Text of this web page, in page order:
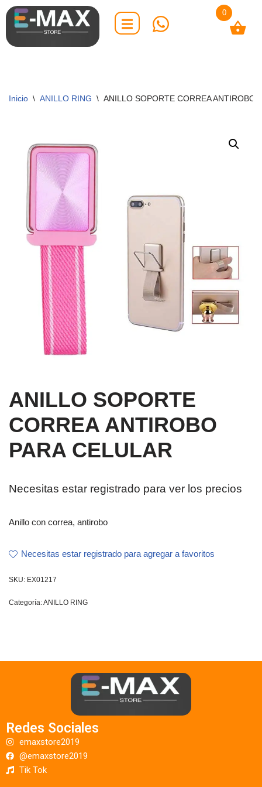
Saltar
al
Inicio \ ANILLO RING \ ANILLO SOPORTE CORREA ANTIROBO
ANILLO SOPORTE
CORREA ANTIROBO
PARA CELULAR
Necesitas estar registrado para ver los precios
Anillo con correa, antirobo
Necesitas estar registrado para agregar a favoritos
SKU: EX01217
Categoría:ANILLO RING
Redes Sociales
emaxstore2019
@emaxstore2019
Tik Tok
0